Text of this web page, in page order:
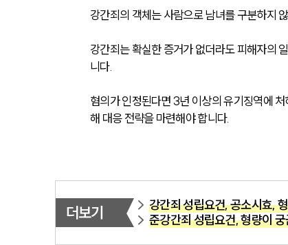
강간죄의 객체는 사람으로 남녀를 구분하지
강간죄는 확실한 증거가 없더라도 피해자의
니다.
혐의가 인정된다면 3년 이상의 유기징역에
해 대응 전략을 마련해야 합니다.
더보기
강간죄 성립요건, 공소시효,
준강간죄 성립요건, 형량이